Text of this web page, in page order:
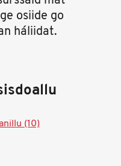
osiide go
háliidat.
(10)